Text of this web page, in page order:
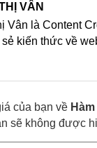
VÂN
Vân là Content
kiến thức về
của bạn về
sẽ không được